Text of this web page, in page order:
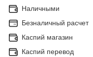
Наличными
Безналичный расчет
Каспий магазин
Каспий перевод